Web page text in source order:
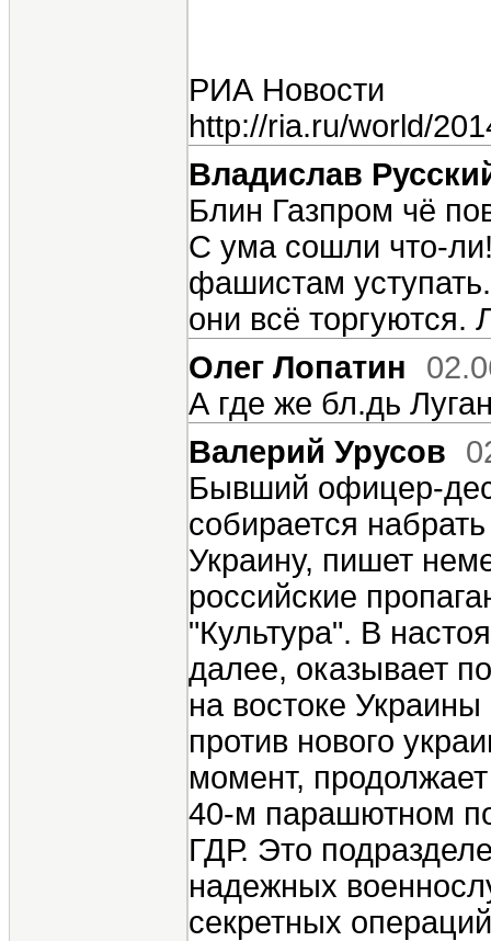
РИА Новости
http://ria.ru/world/
Владислав
Блин Газпром чё
С ума сошли что-
фашистам
они всё
Олег Лопатин
А где же бл.дь
Валерий Урусов
Бывший офицер-
собирается
Украину, пишет
российские
"Культура". В
далее, оказывает
на востоке
против нового
момент,
40-м парашютном
ГДР. Это
надежных
секретных